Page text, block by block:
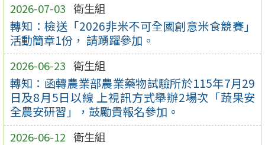
2026-07-03 衛生組
轉知：檢送「2026非米不可全國創意米食競賽」
活動簡章1份， 請踴躍參加。
2026-06-23 衛生組
轉知：函轉農業部農業藥物試驗所於115年7月29
日及8月5日以線 上視訊方式舉辦2場次「蔬果安
全農安研習」，鼓勵貴報名參加。
2026-06-12 衛生組